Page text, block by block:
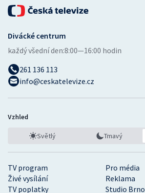
Judo
Lezení
Lyže a snowboard
Motorsport
TV program
Pro média
Živé vysílání
Reklama
TV poplatky
Studio Brno
Divácké centrum
každý všední den:8:00—16:00 hodin
261 136 113
info@ceskatelevize.cz
Vzhled
Světlý Tmavý